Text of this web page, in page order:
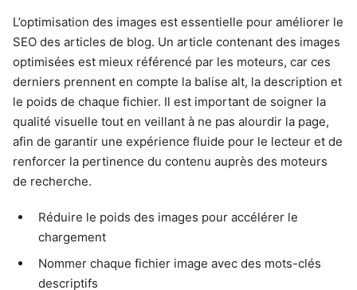
L’optimisation des images est essentielle pour améliorer le
SEO des articles de blog. Un article contenant des images
optimisées est mieux référencé par les moteurs, car ces
derniers prennent en compte la balise alt, la description et
le poids de chaque fichier. Il est important de soigner la
qualité visuelle tout en veillant à ne pas alourdir la page,
afin de garantir une expérience fluide pour le lecteur et de
renforcer la pertinence du contenu auprès des moteurs
de recherche.
Réduire le poids des images pour accélérer le
chargement
Nommer chaque fichier image avec des mots-clés
descriptifs